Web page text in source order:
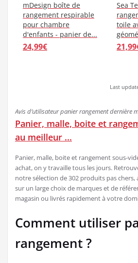
mDesign boîte de
rangement respirable
pour chambre
d'enfants - panier de...
24,99€
Sea
toile
Last
Avis d’utilisateur panier rangement dernière
Panier, malle, boite et
au meilleur ...
Panier, malle, boite et rangement sous-
achat, on y travaille tous les jours.
notre sélection de 302 produits pas chers,
sur un large choix de marques et de
magasin ou livrés rapidement à votre
Comment utiliser
rangement ?